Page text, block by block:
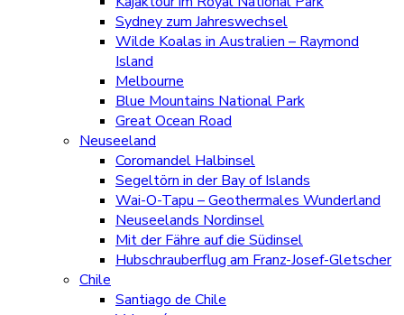
Sydney zum Jahreswechsel
Wilde Koalas in Australien – Raymond
Island
Melbourne
Blue Mountains National Park
Great Ocean Road
Neuseeland
Coromandel Halbinsel
Segeltörn in der Bay of Islands
Wai-O-Tapu – Geothermales Wunderland
Neuseelands Nordinsel
Mit der Fähre auf die Südinsel
Hubschrauberflug am Franz-Josef-Gletscher
Chile
Santiago de Chile